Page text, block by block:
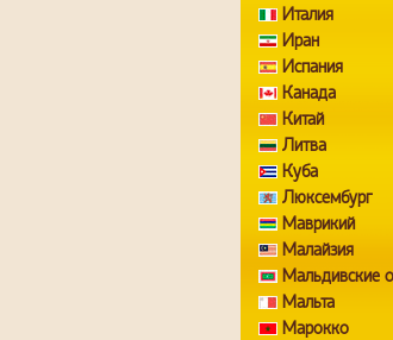
Италия
Иран
Испания
Канада
Китай
Литва
Куба
Люксембург
Маврикий
Малайзия
Мальдивские
Мальта
Марокко